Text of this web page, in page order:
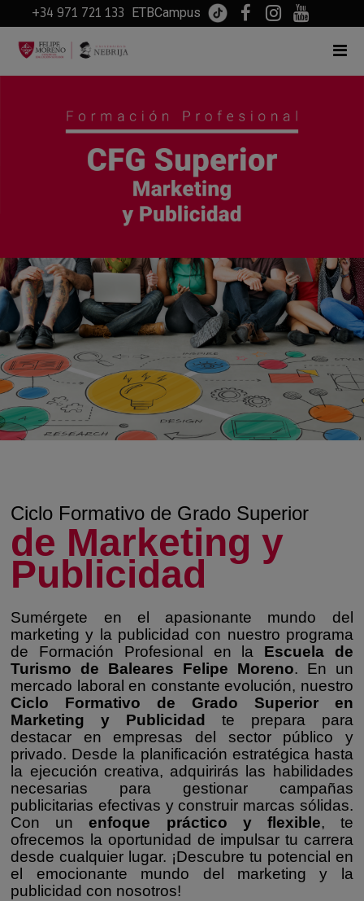
+34 971 721 133 ETBCampus
Ciclo Formativo de Grado Superior
de Marketing y
Publicidad
Sumérgete en el apasionante mundo del
marketing y la publicidad con nuestro programa
de Formación Profesional en la Escuela de
Turismo de Baleares Felipe Moreno. En un
mercado laboral en constante evolución, nuestro
Ciclo Formativo de Grado Superior en
Marketing y Publicidad
te prepara para
destacar en empresas del sector público y
privado. Desde la planificación estratégica hasta
la ejecución creativa, adquirirás las habilidades
necesarias para gestionar campañas
publicitarias efectivas y construir marcas sólidas.
Con unenfoque práctico y flexible, te
ofrecemos la oportunidad de impulsar tu carrera
desde cualquier lugar. ¡Descubre tu potencial en
el emocionante mundo del marketing y la
publicidad con nosotros!